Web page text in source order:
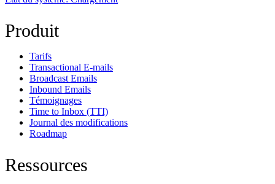
Produit
Tarifs
Transactional E-mails
Broadcast Emails
Inbound Emails
Témoignages
Time to Inbox (TTI)
Journal des modifications
Roadmap
Ressources